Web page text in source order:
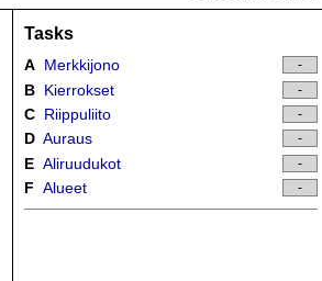
Tasks
A Merkkijono -
B Kierrokset -
C Riippuliito -
D Auraus -
E Aliruudukot -
F Alueet -